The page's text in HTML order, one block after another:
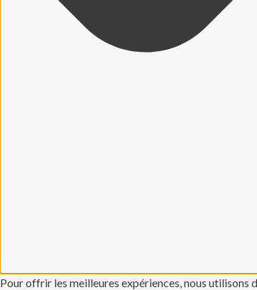
Pour offrir les meilleures expériences, nous utilisons